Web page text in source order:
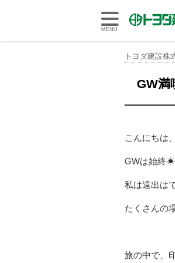
トヨダ建
MENU
トヨダ建設株
GW満
こんにちは
GWは始終☀
私は遠出は
たくさんの
旅の中で、